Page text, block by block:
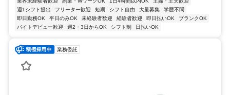
週1シフト提出
フリーター歓迎 短期 シフト自由 大量募集
学歴不問
即日勤務OK
平日のみOK 未経験者歓迎 経験者歓迎 即日払いOK
ブランクOK
バイトデビュー歓迎
週2・3日からOK シフト制 日払いOK
業務委託